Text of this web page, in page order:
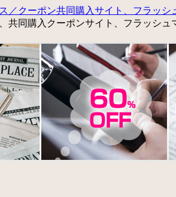
／クーポン共同購入サイト、フラッ
共同購入クーポンサイト、フラッシ